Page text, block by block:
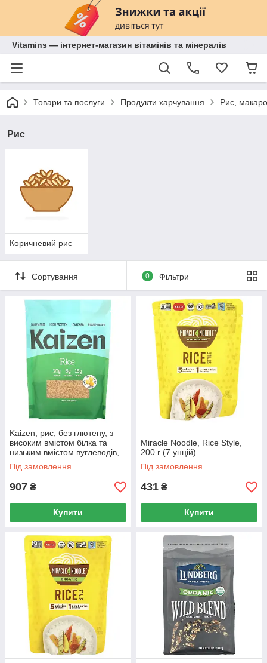
Vitamins — інтернет-магазин вітамінів та мінералів
Товари та послуги Продукти харчування Рис,
Рис
Коричневий рис
Сортування 0 Фільтри
Kaizen, рис, без глютену, з
високим вмістом білка та
низьким вмістом вуглеводів,
на рослинній основі, 226 г (8
унцій)
Під замовлення
907 ₴
Купити
Miracle Noodle, Rice Style,
200 г (7 унцій)
Під замовлення
431 ₴
Купити